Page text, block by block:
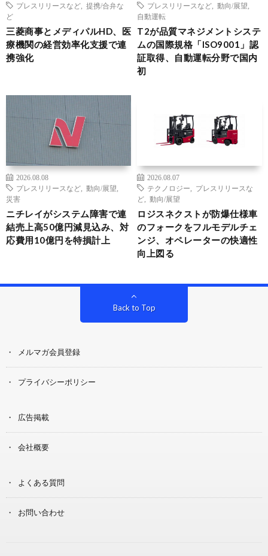
プレスリリースなど
提携/合弁な
ど
三菱商事とメディパルHD、医
療機関の経営効率化支援で連
携強化
プレスリリースなど
動向/展望
自動運転
T2が品質マネジメントシステ
ムの国際規格「ISO9001」認
証取得、自動運転分野で国内
初
2026.08.08
プレスリリースなど
動向/展望
災害
ニチレイがシステム障害で連
結売上高50億円減見込み、対
応費用10億円を特損計上
2026.08.07
テクノロジー
プレスリリースな
ど
動向/展望
ロジスネクストが防爆仕様車
のフォークをフルモデルチェ
ンジ、オペレーターの快適性
向上図る
Back to Top
メルマガ会員登録
プライバシーポリシー
広告掲載
会社概要
よくある質問
お問い合わせ